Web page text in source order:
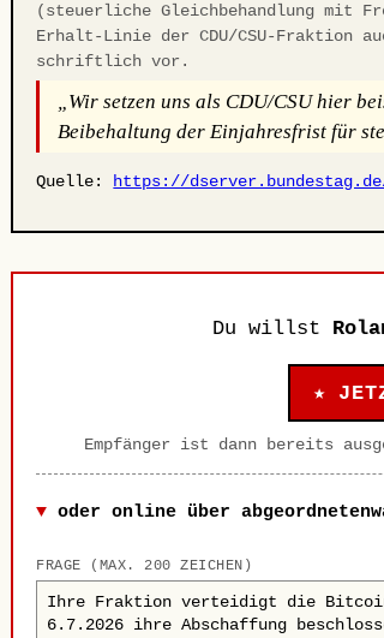
(steuerliche Gleichbehandlung mit
Erhalt-Linie der CDU/CSU-Fraktion
schriftlich vor.
„Wir setzen uns als CDU/CSU hier
Beibehaltung der Einjahresfrist für
Quelle: https://
Du willst
★
Empfänger ist dann bereits
oder online über
FRAGE (MAX. 200 ZEICHEN)